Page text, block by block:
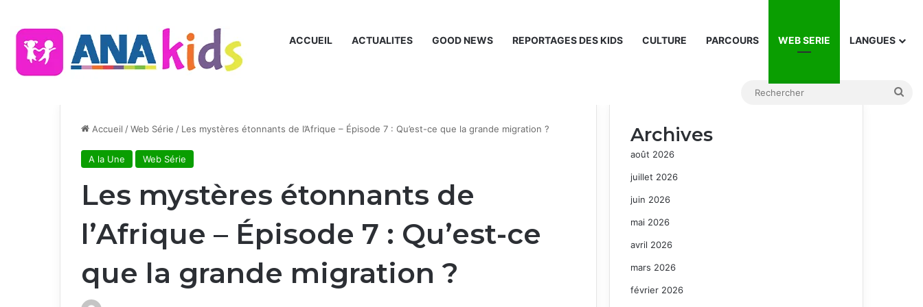
ACCUEIL ACTUALITES GOOD NEWS REPORTAGES DES KIDS CULTURE PARCOURS WEB SERIE LANGUES
Accueil /Web Série / Les mystères étonnants de l’Afrique – Épisode 7 : Qu’est-ce que la grande migration ?
A la Une Web Série
Les mystères étonnants de
l’Afrique – Épisode 7 : Qu’est-ce
que la grande migration ?
Archives
août 2026
juillet 2026
juin 2026
mai 2026
avril 2026
mars 2026
février 2026